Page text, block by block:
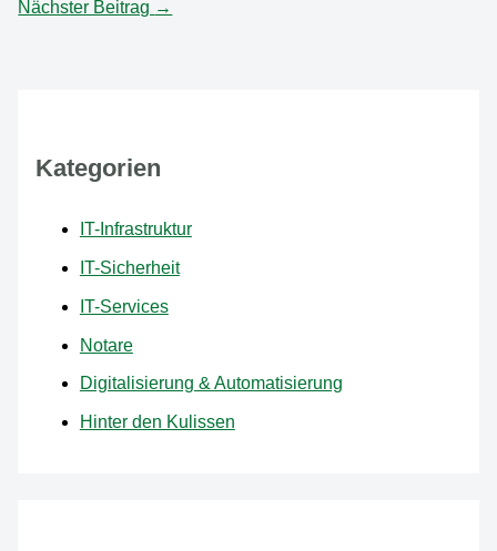
Nächster Beitrag →
Kategorien
IT-Infrastruktur
IT-Sicherheit
IT-Services
Notare
Digitalisierung & Automatisierung
Hinter den Kulissen